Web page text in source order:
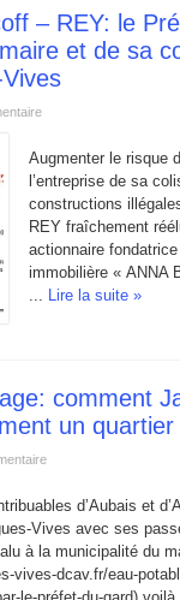
– REY: le
et de sa
Augmenter le risque
l’entreprise de sa
constructions
REY fraîchement
actionnaire
immobilière « ANNA
... Lire la suite »
comment
un quartier
d’Aubais et
Vives avec ses
à la municipalité du
vives-dcav.fr/eau-